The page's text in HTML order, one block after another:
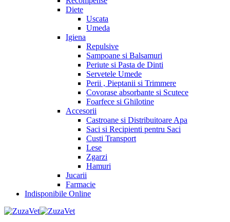
Diete
Uscata
Umeda
Igiena
Repulsive
Sampoane si Balsamuri
Periute si Pasta de Dinti
Servetele Umede
Perii , Pieptanii si Trimmere
Covorase absorbante si Scutece
Foarfece si Ghilotine
Accesorii
Castroane si Distribuitoare Apa
Saci si Recipienti pentru Saci
Custi Transport
Lese
Zgarzi
Hamuri
Jucarii
Farmacie
Indisponibile Online